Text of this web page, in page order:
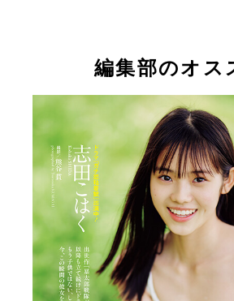
編集部のオス